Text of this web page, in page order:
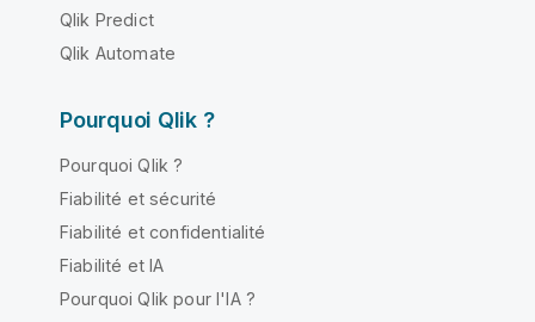
Qlik Predict
Qlik Automate
Pourquoi Qlik ?
Pourquoi Qlik ?
Fiabilité et sécurité
Fiabilité et confidentialité
Fiabilité et IA
Pourquoi Qlik pour l'IA ?